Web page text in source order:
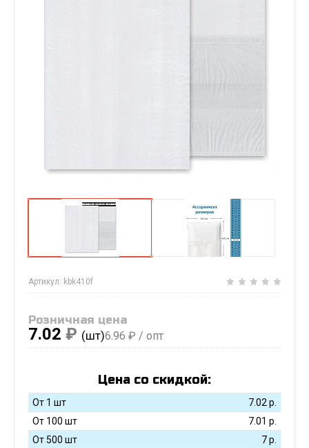
Артикул: kbk410f
Розничная цена
7.02 ₽ (шт)6.96 ₽ / опт
Цена со скидкой:
От 1 шт 7.02 р.
От 100 шт
7.01 р.
От 500 шт
7р.